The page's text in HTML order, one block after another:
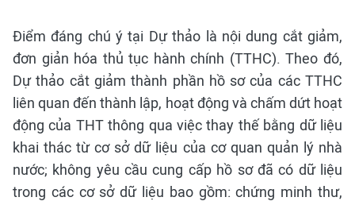
Điểm đáng chú ý tại Dự thảo là nội dung cắt giảm,
đơn giản hóa thủ tục hành chính (TTHC). Theo đó,
Dự thảo cắt giảm thành phần hồ sơ của các TTHC
liên quan đến thành lập, hoạt động và chấm dứt hoạt
động của THT thông qua việc thay thế bằng dữ liệu
khai thác từ cơ sở dữ liệu của cơ quan quản lý nhà
nước; không yêu cầu cung cấp hồ sơ đã có dữ liệu
trong các cơ sở dữ liệu bao gồm: chứng minh thư,